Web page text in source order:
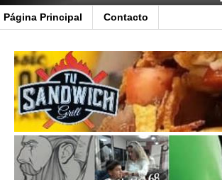
Página Principal Contacto